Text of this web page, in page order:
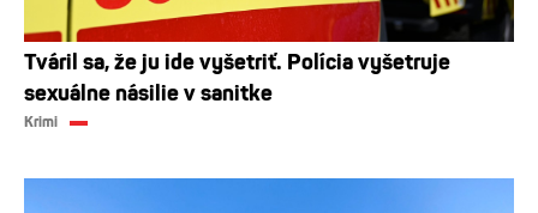
Tváril sa, že ju ide vyšetriť. Polícia vyšetruje
sexuálne násilie v sanitke
Krimi